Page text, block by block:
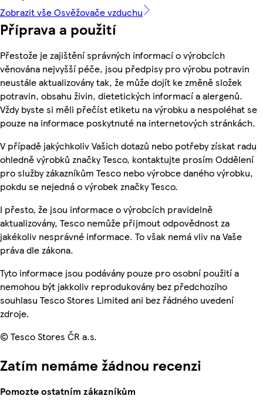
Zobrazit vše Osvěžovače vzduchu
Příprava a použití
Přestože je zajištění správných informací o výrobcích
věnována nejvyšší péče, jsou předpisy pro výrobu potravin
neustále aktualizovány tak, že může dojít ke změně složek
potravin, obsahu živin, dietetických informací a alergenů.
Vždy byste si měli přečíst etiketu na výrobku a nespoléhat se
pouze na informace poskytnuté na internetových stránkách.
V případě jakýchkoliv Vašich dotazů nebo potřeby získat radu
ohledně výrobků značky Tesco, kontaktujte prosím Oddělení
pro služby zákazníkům Tesco nebo výrobce daného výrobku,
pokdu se nejedná o výrobek značky Tesco.
I přesto, že jsou informace o výrobcích pravidelně
aktualizovány, Tesco nemůže přijmout odpovědnost za
jakékoliv nesprávné informace. To však nemá vliv na Vaše
práva dle zákona.
Tyto informace jsou podávány pouze pro osobní použití a
nemohou být jakkoliv reprodukovány bez předchozího
souhlasu Tesco Stores Limited ani bez řádného uvedení
zdroje.
© Tesco Stores ČR a.s.
Zatím nemáme žádnou recenzi
Pomozte ostatním zákazníkům